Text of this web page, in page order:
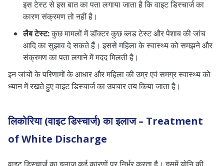
इस टेस्ट से इस बात का पता लगाया जाता है कि वाइट डिस्चार्ज का
कारण संक्रमण तो नहीं है।
लैब टेस्ट:कुछ मामलों में डॉक्टर कुछ ब्लड टेस्ट और पेशाब की जांच
आदि का सुझाव दे सकते हैं। इससे महिला के स्वास्थ्य को समझने और
संक्रमण का पता लगाने में मदद मिलती है।
इन जांचों के परिणामों के आधार और महिला की उम्र एवं समग्र स्वास्थ्य को
ध्यान में रखते हुए वाइट डिस्चार्ज का उपचार तय किया जाता है।
लिकोरिया (वाइट डिस्चार्ज) का इलाज – Treatment
of White Discharge